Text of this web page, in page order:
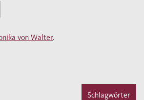
verpflichtet.
von Walter.
Schlagwörter